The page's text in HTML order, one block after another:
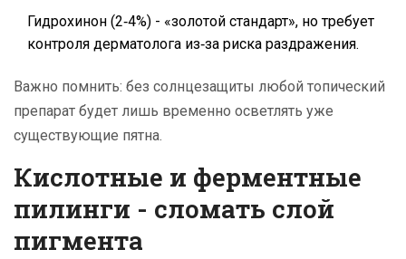
Гидрохинон (2‑4%) - «золотой стандарт», но требует
контроля дерматолога из‑за риска раздражения.
Важно помнить: без солнцезащиты любой топический
препарат будет лишь временно осветлять уже
существующие пятна.
Кислотные и ферментные
пилинги - сломать слой
пигмента